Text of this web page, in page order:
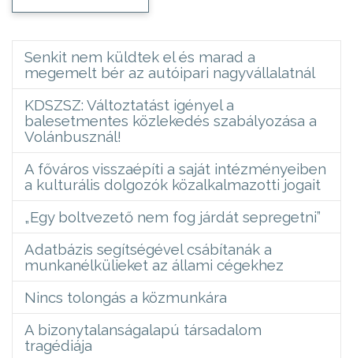
Senkit nem küldtek el és marad a
megemelt bér az autóipari nagyvállalatnál
KDSZSZ: Változtatást igényel a
balesetmentes közlekedés szabályozása a
Volánbusznál!
A főváros visszaépíti a saját intézményeiben
a kulturális dolgozók közalkalmazotti jogait
„Egy boltvezető nem fog járdát sepregetni”
Adatbázis segítségével csábítanák a
munkanélkülieket az állami cégekhez
Nincs tolongás a közmunkára
A bizonytalanságalapú társadalom
tragédiája